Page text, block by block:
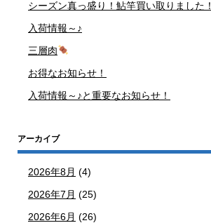
シーズン真っ盛り！鮎竿買い取りました！
入荷情報～♪
三層肉
お得なお知らせ！
入荷情報～♪と重要なお知らせ！
アーカイブ
2026年8月 (4)
2026年7月 (25)
2026年6月 (26)